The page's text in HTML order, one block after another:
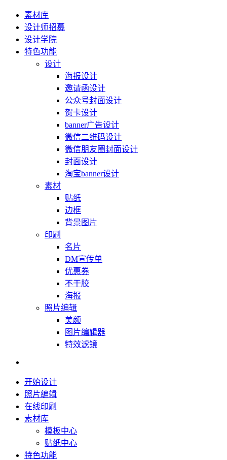
素材库
设计师招募
设计学院
特色功能
设计
海报设计
邀请函设计
公众号封面设计
贺卡设计
banner广告设计
微信二维码设计
微信朋友圈封面设计
封面设计
淘宝banner设计
素材
贴纸
边框
背景图片
印刷
名片
DM宣传单
优惠券
不干胶
海报
照片编辑
美颜
图片编辑器
特效滤镜
开始设计
照片编辑
在线印刷
素材库
模板中心
贴纸中心
特色功能